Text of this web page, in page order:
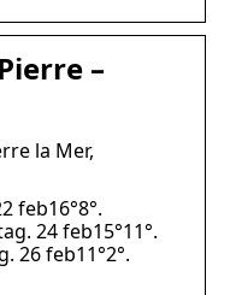
–
la Mer,
feb16°8°.
24 feb15°11°.
26 feb11°2°.